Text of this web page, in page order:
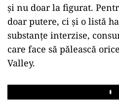
și nu doar la figurat.
doar putere, ci și o listă
substanțe interzise,
care face să pălească
Valley.